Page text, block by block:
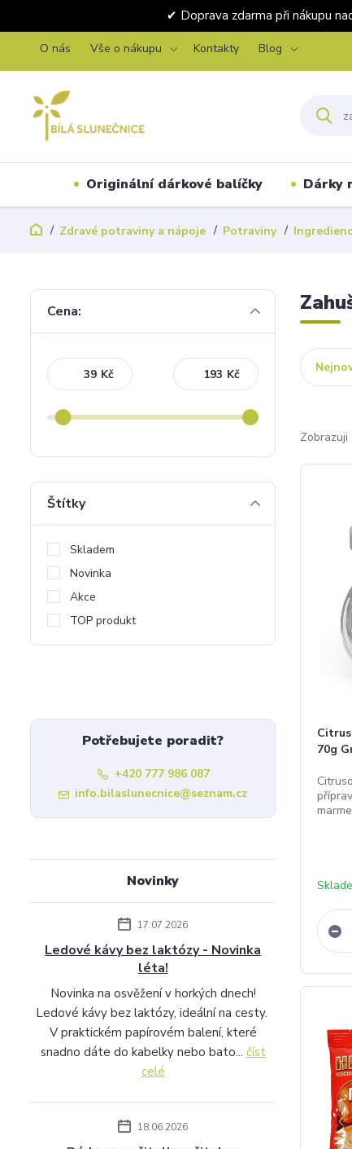
✔ Doprava zdarma při
O nás Vše o nákupu Kontakty Blog
Originální dárkové balíčky Dárky
Zdravé potraviny a nápoje Potraviny
Zobrazuji
70g
Cena:
Kč Kč
Štítky
Skladem
Novinka
Akce
TOP produkt
Potřebujete poradit?
+420 777 986 087
info.bilaslunecnice@seznam.cz
Novinky
17.07.2026
Ledové kávy bez laktózy - Novinka
léta!
Novinka na osvěžení v horkých dnech!
Ledové kávy bez laktózy, ideální na cesty.
V praktickém papírovém balení, které
snadno dáte do kabelky nebo bato... číst
celé
18.06.2026